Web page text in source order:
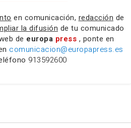
en comunicación, redacción de
la difusión de tu comunicado
de europa press , ponte en
comunicacion@europapress.es
913592600